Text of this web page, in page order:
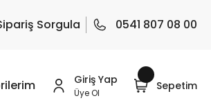
Sorgula 0541 807 08 00
Giriş Yap
Üye Ol
Sepetim